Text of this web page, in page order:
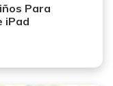
Para
iPad